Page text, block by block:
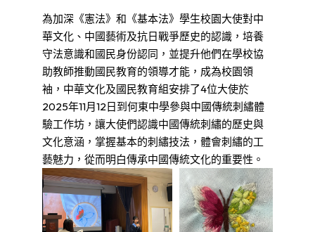
為加深《憲法》和《基本法》學生校園大使對中
華文化、中國藝術及抗日戰爭歷史的認識，培養
守法意識和國民身份認同，並提升他們在學校協
助教師推動國民教育的領導才能，成為校園領
袖，中華文化及國民教育組安排了4位大使於
2025年11月12日到何東中學參與中國傳統刺繡體
驗工作坊，讓大使們認識中國傳統刺繡的歷史與
文化意涵，掌握基本的刺繡技法，體會刺繡的工
藝魅力，從而明白傳承中國傳統文化的重要性。